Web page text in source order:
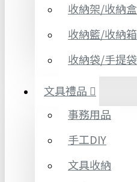
收納架/收納盒
收納籃/收納箱
收納袋/手提袋
文具禮品
事務用品
手工DIY
文具收納